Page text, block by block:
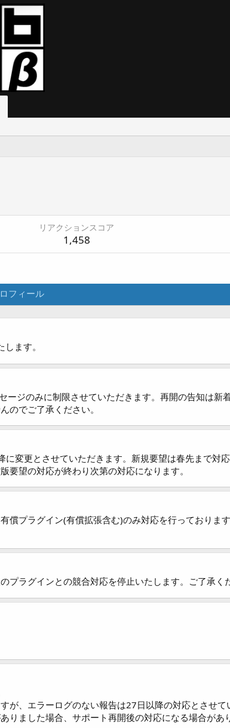
リアクションスコア
1,458
フィール
ます。
ジのみに制限させていただきます。再開の告知は新
のでご了承ください。
変更とさせていただきます。新規要望は春先まで対
要望の対応が終わり次第の対応になります。
償プラグイン(有償拡張含む)のみ対応を行っておりま
ラグインとの競合対応を停止いたします。ご了承く
が、エラーログのない報告は27日以降の対応とさせて
ました場合、サポート再開後の対応になる場合があ